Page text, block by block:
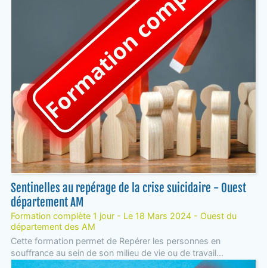
Sentinelles au repérage de la crise suicidaire - Ouest
département AM
Formation complète 1 jour - Le 18 Mars 2024 - Ouest du
département des AM
Cette formation permet de Repérer les personnes en
souffrance au sein de son milieu de vie ou de travail...